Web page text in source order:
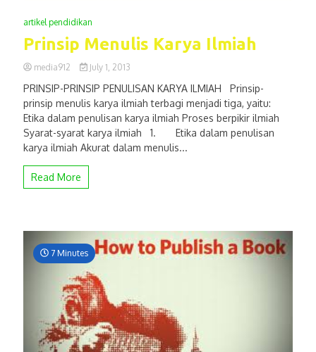
artikel pendidikan
Prinsip Menulis Karya Ilmiah
media912 July 1, 2013
PRINSIP-PRINSIP PENULISAN KARYA ILMIAH Prinsip-
prinsip menulis karya ilmiah terbagi menjadi tiga, yaitu:
Etika dalam penulisan karya ilmiah Proses berpikir ilmiah
Syarat-syarat karya ilmiah 1. Etika dalam penulisan
karya ilmiah Akurat dalam menulis...
Read More
7 Minutes